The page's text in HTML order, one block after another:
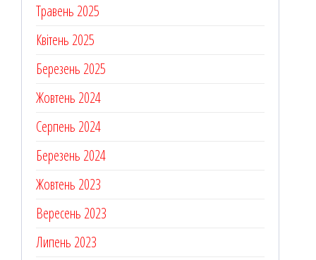
Травень 2025
Квітень 2025
Березень 2025
Жовтень 2024
Серпень 2024
Березень 2024
Жовтень 2023
Вересень 2023
Липень 2023